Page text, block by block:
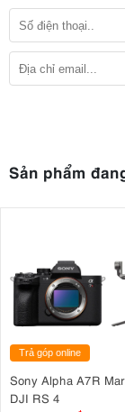
Sản phẩm
Trả góp online
Sony Alpha A7R
DJI RS 4